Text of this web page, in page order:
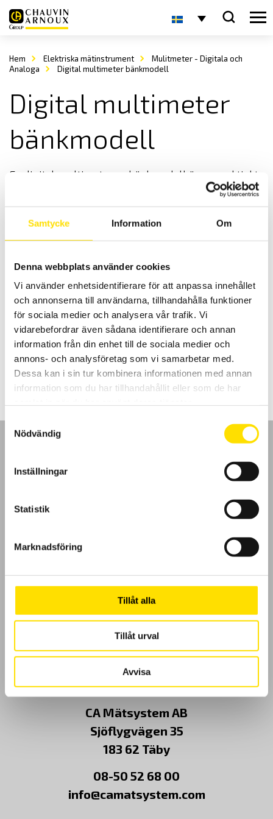
Samtycke Information Om
Denna webbplats använder cookies
Vi använder enhetsidentifierare för att anpassa innehållet
och annonserna till användarna, tillhandahålla funktioner
för sociala medier och analysera vår trafik. Vi
vidarebefordrar även sådana identifierare och annan
information från din enhet till de sociala medier och
annons- och analysföretag som vi samarbetar med.
Dessa kan i sin tur kombinera informationen med annan
information som du har tillhandahållit eller som de har
Samtyckesval
Nödvändig
Inställningar
Statistik
Marknadsföring
Tillåt alla
Tillåt urval
Avvisa
Hem Elektriska mätinstrument
Mulitmeter - Digitala och
Analoga
Digital multimeter bänkmodell
Digital multimeter
bänkmodell
En digital multimeter av bänkmodell är en praktiskt
MX5006 & MX5060 Bänkmultimetrar
Bänkmultimetrar med 6000- respektive 60 000-siffrors
dubbeldisplay samt USB kommunikation.
4,895.00kr – 6,260.00krPrisintervall:
4,895.00 kr
till
6,260.00 kr
LÄS MER
Klagomål
Kundundersökning
Om Oss
Kontakt
CA Mätsystem AB
Sjöflygvägen 35
183 62 Täby
08-50 52 68 00
info@camatsystem.com